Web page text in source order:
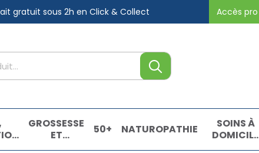
gratuit sous 2h en Click & Collect Accès pro
GROSSESSE
ET
ENFANTS
50+ NATUROPATHIE
SOINS À
DOMICILE
ET